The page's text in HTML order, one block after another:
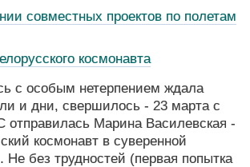
совместных проектов по полетам
космонавта
с особым нетерпением ждала
и дни, свершилось - 23 марта с
Марина Василевская -
космонавт в суверенной
Не без трудностей (первая попытка